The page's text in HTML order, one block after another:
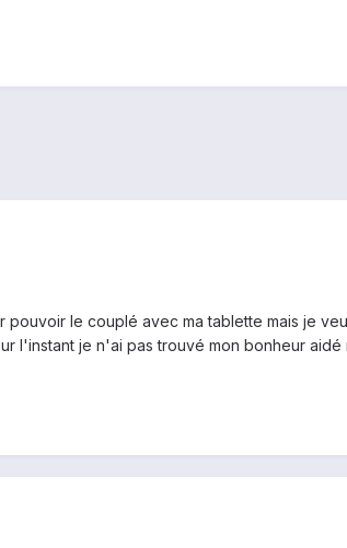
le couplé avec ma tablette mais je
l'instant je n'ai pas trouvé mon bonheur